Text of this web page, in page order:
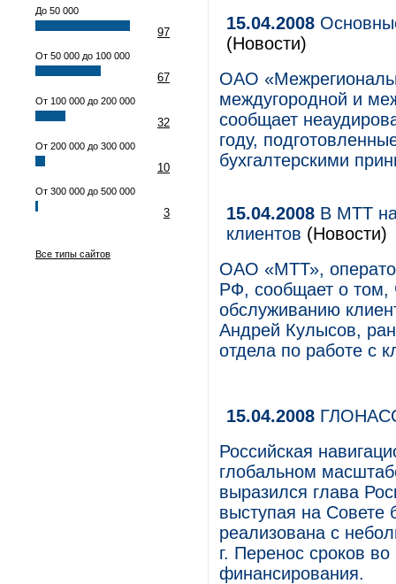
До 50 000
97
От 50 000 до 100 000
67
От 100 000 до 200 000
32
От 200 000 до 300 000
10
От 300 000 до 500 000
3
Все типы сайтов
15.04.2008
(Новости)
ОАО
междугородной и
сообщает
году,
бухгалтерскими
15.04.2008 В МТТ
клиентов (Новости)
ОАО «МТТ»,
РФ, сообщает о том,
обслуживанию
Андрей Кулысов,
отдела по работе с
15.04.2008
Российская
глобальном
выразился глава
выступая на Совете
реализована с
г. Перенос сроков
финансирования.